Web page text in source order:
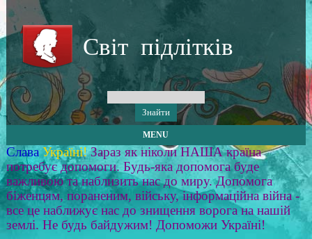
Світ підлітків
MENU
Слава Україні! Зараз як ніколи НАША країна
потребує допомоги. Будь-яка допомога буде
важливою та наблизить нас до миру. Допомога
біженцям, пораненим, війську, інформаційна війна -
все це наближує нас до знищення ворога на нашій
землі. Не будь байдужим! Допоможи Україні!